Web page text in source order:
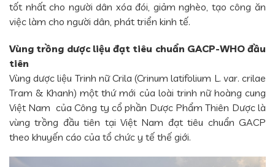
tốt nhất cho người dân xóa đói, giảm nghèo, tạo công ăn
việc làm cho người dân, phát triển kinh tế.
Vùng trồng dược liệu đạt tiêu chuẩn GACP-WHO đầu
tiên
Vùng dược liệu Trinh nữ Crila (Crinum latifolium L. var. crilae
Tram & Khanh) một thứ mới của loài trinh nữ hoàng cung
Việt Nam của Công ty cổ phần Dược Phẩm Thiên Dược là
vùng trồng đầu tiên tại Việt Nam đạt tiêu chuẩn GACP
theo khuyến cáo của tổ chức y tế thế giới.